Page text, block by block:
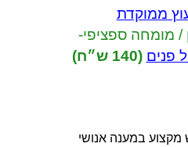
ממוקדת
מומחה ספציפי-
פנים (140 ש״ח)
במענה אנושי